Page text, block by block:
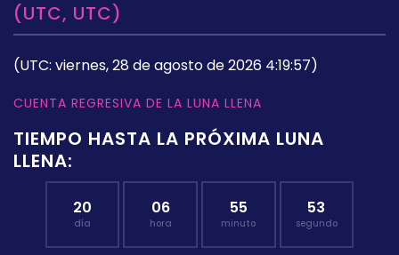
(UTC, UTC)
(UTC: viernes, 28 de agosto de 2026 4:19:57)
CUENTA REGRESIVA DE LA LUNA LLENA
TIEMPO HASTA LA PRÓXIMA LUNA
LLENA:
20
día
06
hora
55
minuto
52
segundo